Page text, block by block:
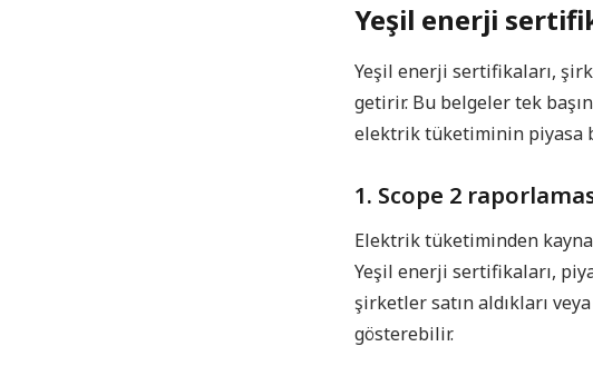
Yeşil enerji
Yeşil enerji sertifikaları,
getirir. Bu belgeler tek
elektrik tüketiminin piyasa
1. Scope 2
Elektrik tüketiminden
Yeşil enerji sertifikaları,
şirketler satın aldıkları
gösterebilir.